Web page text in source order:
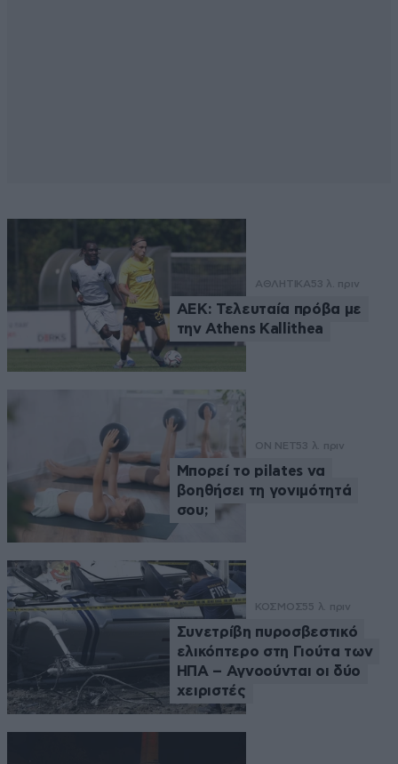
ΑΘΛΗΤΙΚΑ53 λ. πριν
ΑΕΚ: Τελευταία πρόβα με
την Athens Kallithea
ON NET53 λ. πριν
Μπορεί το pilates να
βοηθήσει τη γονιμότητά
σου;
ΚΟΣΜΟΣ55 λ. πριν
Συνετρίβη πυροσβεστικό
ελικόπτερο στη Γιούτα των
ΗΠΑ – Αγνοούνται οι δύο
χειριστές